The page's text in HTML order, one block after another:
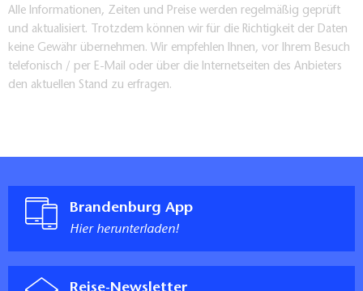
Alle Informationen, Zeiten und Preise werden regelmäßig geprüft
und aktualisiert. Trotzdem können wir für die Richtigkeit der Daten
keine Gewähr übernehmen. Wir empfehlen Ihnen, vor Ihrem Besuch
telefonisch / per E-Mail oder über die Internetseiten des Anbieters
den aktuellen Stand zu erfragen.
Brandenburg App
Hier herunterladen!